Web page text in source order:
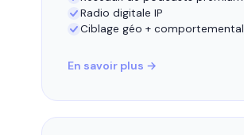
Radio digitale IP
Ciblage géo + comportemental
En savoir plus →